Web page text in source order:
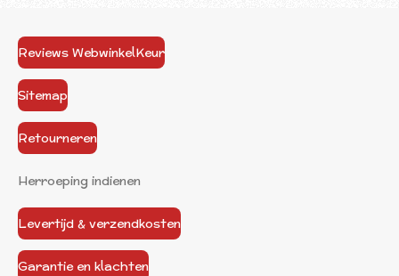
Reviews WebwinkelKeur
Sitemap
Retourneren
Herroeping indienen
Levertijd & verzendkosten
Garantie en klachten